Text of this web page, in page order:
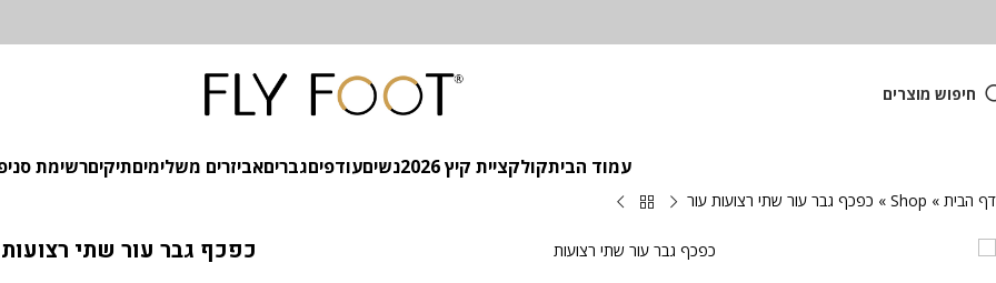
חיפוש מוצרים
עמוד הביתקולקציית קיץ 2026 נשיםעודפיםגבריםאביזרים משלימיםתיקיםרשימת
דף הבית »
Shop
» כפכף גבר עור שתי רצועות עור
כפכף גבר עור שתי